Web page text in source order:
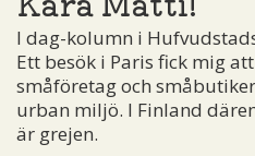
I dag-kolumn i
Ett besök i Paris fick mig
småföretag och
urban miljö. I Finland
är grejen.